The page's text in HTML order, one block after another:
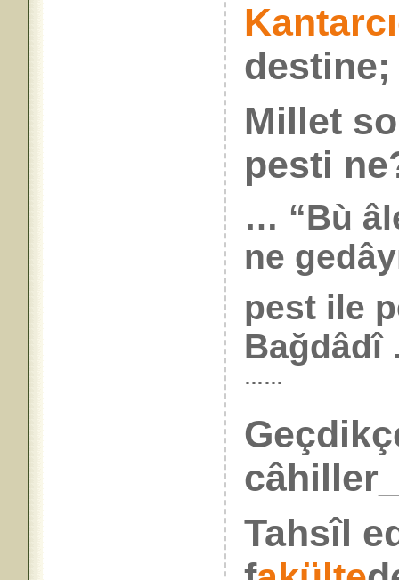
destine;
Millet
pesti
… “Bù
ne
pest ile
Bağdâdî
……
Tahsîl